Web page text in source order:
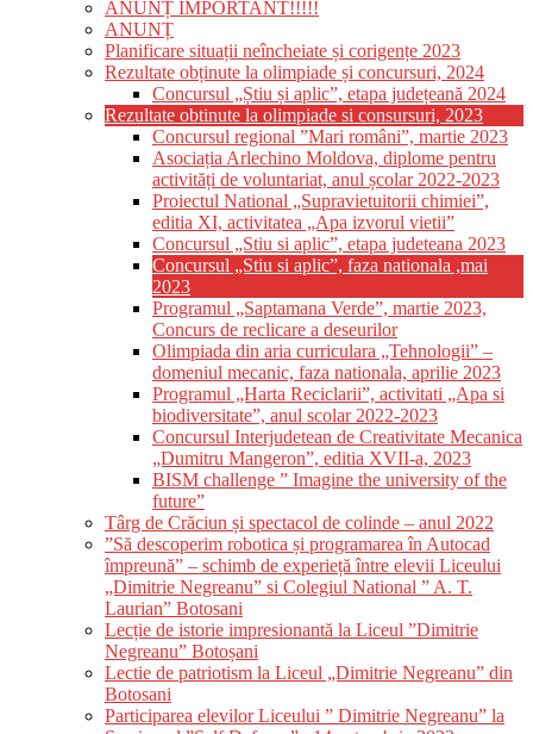
ANUNȚ IMPORTANT!!!!!
ANUNȚ
Planificare situații neîncheiate și corigențe 2023
Rezultate obținute la olimpiade și concursuri, 2024
Concursul „Știu și aplic”, etapa județeană 2024
Rezultate obtinute la olimpiade si consursuri, 2023
Concursul regional ”Mari români”, martie 2023
Asociația Arlechino Moldova, diplome pentru
activități de voluntariat, anul școlar 2022-2023
Proiectul National „Supravietuitorii chimiei”,
editia XI, activitatea „Apa izvorul vietii”
Concursul „Stiu si aplic”, etapa judeteana 2023
Concursul „Stiu si aplic”, faza nationala ,mai
2023
Programul „Saptamana Verde”, martie 2023,
Concurs de reclicare a deseurilor
Olimpiada din aria curriculara „Tehnologii” –
domeniul mecanic, faza nationala, aprilie 2023
Programul „Harta Reciclarii”, activitati „Apa si
biodiversitate”, anul scolar 2022-2023
Concursul Interjudetean de Creativitate Mecanica
„Dumitru Mangeron”, editia XVII-a, 2023
BISM challenge ” Imagine the university of the
future”
Târg de Crăciun și spectacol de colinde – anul 2022
”Să descoperim robotica și programarea în Autocad
împreună” – schimb de experieță între elevii Liceului
„Dimitrie Negreanu” si Colegiul National ” A. T.
Laurian” Botosani
Lecție de istorie impresionantă la Liceul ”Dimitrie
Negreanu” Botoșani
Lectie de patriotism la Liceul „Dimitrie Negreanu” din
Botosani
Participarea elevilor Liceului ” Dimitrie Negreanu” la